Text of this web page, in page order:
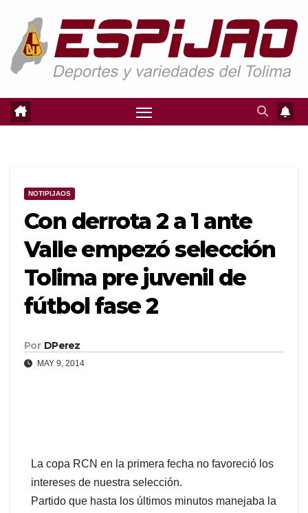
contenido
NOTIPIJAOS
Con derrota 2 a 1 ante
Valle empezó selección
Tolima pre juvenil de
fútbol fase 2
Por DPerez
MAY 9, 2014
La copa RCN en la primera fecha no favoreció los
intereses de nuestra selección.
Partido que hasta los últimos minutos manejaba la